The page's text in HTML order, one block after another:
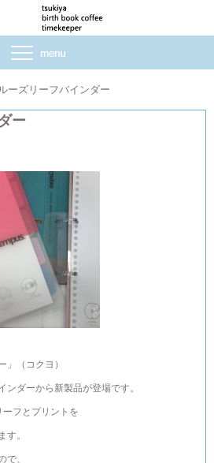
ーズリーフバインダー
ー
」（コクヨ）
ンダーから新製品が登場です。
フとプリントを
す。
で、